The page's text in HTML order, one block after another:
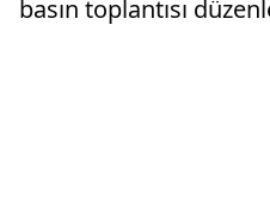
basın toplantısı